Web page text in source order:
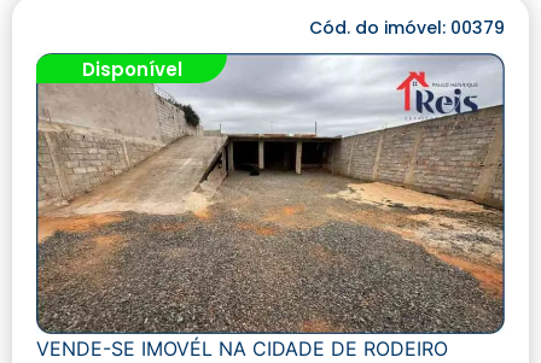
Cód. do imóvel: 00379
Disponível
VENDE-SE IMOVÉL NA CIDADE DE RODEIRO